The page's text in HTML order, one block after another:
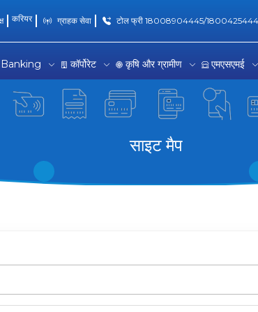
करियर ग्राहक सेवा टोल फ्री 18008904445/
कॉर्पोरेट कृषि और ग्रामीण एमएसएमई
साइट मैप